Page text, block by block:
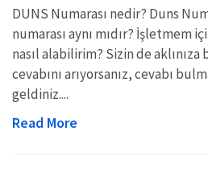
DUNS Numarası nedir? Duns
numarası aynı mıdır? İşletmem
nasıl alabilirim? Sizin de
cevabını arıyorsanız, cevabı
geldiniz....
Read More